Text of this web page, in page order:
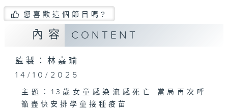
您喜歡這個節目嗎?
內容 CONTENT
監製：林嘉瑜
14/10/2025
主題：13歲女童感染流感死亡 當局再次呼
籲盡快安排學童接種疫苗